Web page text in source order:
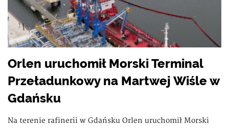
Orlen uruchomił Morski Terminal
Przeładunkowy na Martwej Wiśle w
Gdańsku
Na terenie rafinerii w Gdańsku Orlen uruchomił Morski